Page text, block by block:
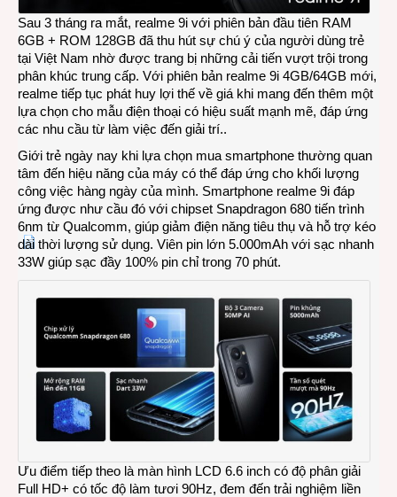
Sau 3 tháng ra mắt, realme 9i với phiên bản đầu tiên RAM
6GB + ROM 128GB đã thu hút sự chú ý của người dùng trẻ
tại Việt Nam nhờ được trang bị những cải tiến vượt trội trong
phân khúc trung cấp. Với phiên bản realme 9i 4GB/64GB mới,
realme tiếp tục phát huy lợi thế về giá khi mang đến thêm một
lựa chọn cho mẫu điện thoại có hiệu suất mạnh mẽ, đáp ứng
các nhu cầu từ làm việc đến giải trí..
Giới trẻ ngày nay khi lựa chọn mua smartphone thường quan
tâm đến hiệu năng của máy có thể đáp ứng cho khối lượng
công việc hàng ngày của mình. Smartphone realme 9i đáp
ứng được như cầu đó với chipset Snapdragon 680 tiến trình
6nm từ Qualcomm, giúp giảm điện năng tiêu thụ và hỗ trợ kéo
dài thời lượng sử dụng. Viên pin lớn 5.000mAh với sạc nhanh
33W giúp sạc đầy 100% pin chỉ trong 70 phút.
Ưu điểm tiếp theo là màn hình LCD 6.6 inch có độ phân giải
Full HD+ có tốc độ làm tươi 90Hz, đem đến trải nghiệm liền